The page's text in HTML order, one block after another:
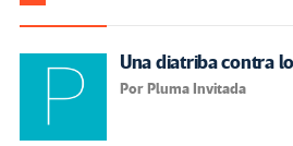
Una diatriba contra
Por Pluma Invitada